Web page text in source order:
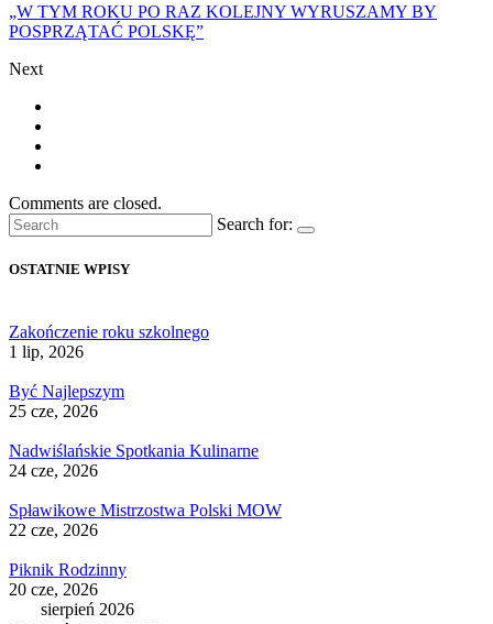
„W TYM ROKU PO RAZ KOLEJNY WYRUSZAMY BY
POSPRZĄTAĆ POLSKĘ”
Next
Comments are closed.
Search for:
OSTATNIE WPISY
Zakończenie roku szkolnego
1 lip, 2026
Być Najlepszym
25 cze, 2026
Nadwiślańskie Spotkania Kulinarne
24 cze, 2026
Spławikowe Mistrzostwa Polski MOW
22 cze, 2026
Piknik Rodzinny
20 cze, 2026
sierpień 2026